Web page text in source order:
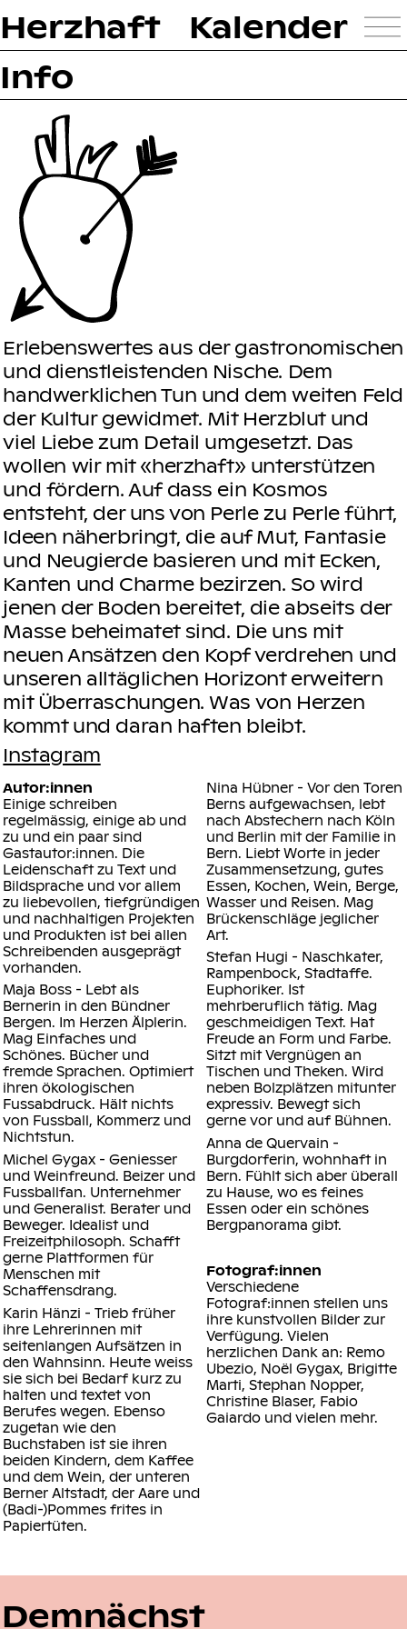
Herzhaft
Kalender
Info
Erlebenswertes aus der gastronomischen
und dienstleistenden Nische. Dem
handwerklichen Tun und dem weiten Feld
der Kultur gewidmet. Mit Herzblut und
viel Liebe zum Detail umgesetzt. Das
wollen wir mit «herzhaft» unterstützen
und fördern. Auf dass ein Kosmos
entsteht, der uns von Perle zu Perle führt,
Ideen näherbringt, die auf Mut, Fantasie
und Neugierde basieren und mit Ecken,
Kanten und Charme bezirzen. So wird
jenen der Boden bereitet, die abseits der
Masse beheimatet sind. Die uns mit
neuen Ansätzen den Kopf verdrehen und
unseren alltäglichen Horizont erweitern
mit Überraschungen. Was von Herzen
kommt und daran haften bleibt.
Instagram
Autor:innen
Einige schreiben
regelmässig, einige ab und
zu und ein paar sind
Gastautor:innen. Die
Leidenschaft zu Text und
Bildsprache und vor allem
zu liebevollen, tiefgründigen
und nachhaltigen Projekten
und Produkten ist bei allen
Schreibenden ausgeprägt
vorhanden.
Maja Boss - Lebt als
Bernerin in den Bündner
Bergen. Im Herzen Älplerin.
Mag Einfaches und
Schönes. Bücher und
fremde Sprachen. Optimiert
ihren ökologischen
Fussabdruck. Hält nichts
von Fussball, Kommerz und
Nichtstun.
Michel Gygax - Geniesser
und Weinfreund. Beizer und
Fussballfan. Unternehmer
und Generalist. Berater und
Beweger. Idealist und
Freizeitphilosoph. Schafft
gerne Plattformen für
Menschen mit
Schaffensdrang.
Karin Hänzi - Trieb früher
ihre Lehrerinnen mit
seitenlangen Aufsätzen in
den Wahnsinn. Heute weiss
sie sich bei Bedarf kurz zu
halten und textet von
Berufes wegen. Ebenso
zugetan wie den
Buchstaben ist sie ihren
beiden Kindern, dem Kaffee
und dem Wein, der unteren
Berner Altstadt, der Aare und
(Badi-)Pommes frites in
Papiertüten.
Nina Hübner - Vor den Toren
Berns aufgewachsen, lebt
nach Abstechern nach Köln
und Berlin mit der Familie in
Bern. Liebt Worte in jeder
Zusammensetzung, gutes
Essen, Kochen, Wein, Berge,
Wasser und Reisen. Mag
Brückenschläge jeglicher
Art.
Stefan Hugi - Naschkater,
Rampenbock, Stadtaffe.
Euphoriker. Ist
mehrberuflich tätig. Mag
geschmeidigen Text. Hat
Freude an Form und Farbe.
Sitzt mit Vergnügen an
Tischen und Theken. Wird
neben Bolzplätzen mitunter
expressiv. Bewegt sich
gerne vor und auf Bühnen.
Anna de Quervain -
Burgdorferin, wohnhaft in
Bern. Fühlt sich aber überall
zu Hause, wo es feines
Essen oder ein schönes
Bergpanorama gibt.
Fotograf:innen
Verschiedene
Fotograf:innen stellen uns
ihre kunstvollen Bilder zur
Verfügung. Vielen
herzlichen Dank an: Remo
Ubezio, Noël Gygax, Brigitte
Marti, Stephan Nopper,
Christine Blaser, Fabio
Gaiardo und vielen mehr.
Demnächst